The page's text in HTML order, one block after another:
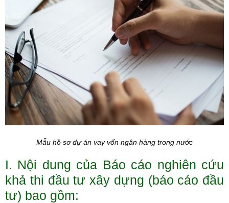
Mẫu hồ sơ dự án vay vốn ngân hàng trong nước
I. Nội dung của Báo cáo nghiên cứu
khả thi đầu tư xây dựng (báo cáo đầu
tư) bao gồm: